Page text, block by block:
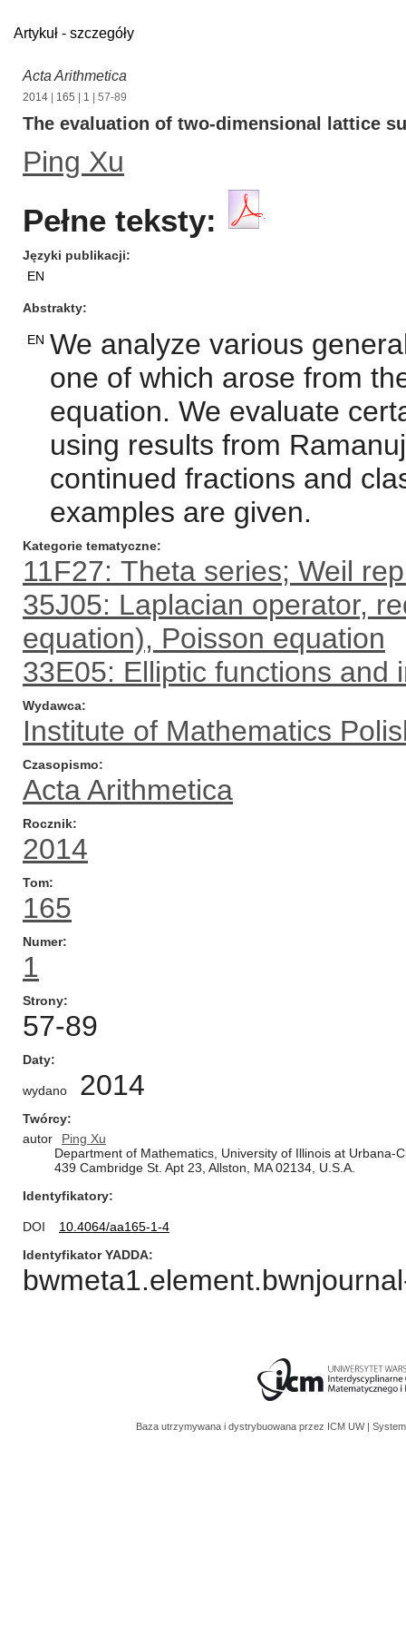
Artykuł - szczegóły
Acta Arithmetica
2014 165 1 | 57-89
The evaluation of two-dimensional lattice
Ping Xu
Pełne teksty:
Języki publikacji
EN
Abstrakty
EN We analyze various
one of which arose from
equation. We evaluate
using results from
continued fractions and
examples are given.
Kategorie tematyczne
11F27: Theta series; Weil
35J05: Laplacian operator,
equation), Poisson equation
33E05: Elliptic functions and
Wydawca
Institute of Mathematics
Czasopismo
Acta Arithmetica
Rocznik
2014
Tom
165
Numer
1
Strony
57-89
Daty
wydano 2014
Twórcy
autor
Ping Xu
Department of Mathematics, University of Illinois at Urbana-
439 Cambridge St. Apt 23, Allston, MA 02134, U.S.A.
Identyfikatory
DOI
10.4064/aa165-1-4
Identyfikator YADDA
Baza utrzymywana i dystrybuowana przez ICM UW |